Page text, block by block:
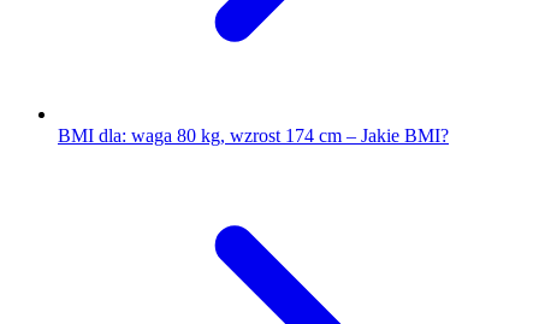
BMI dla: waga 80 kg, wzrost 174 cm – Jakie BMI?